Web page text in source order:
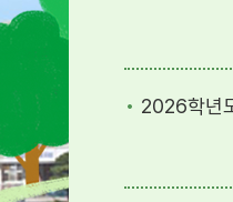
2026학년